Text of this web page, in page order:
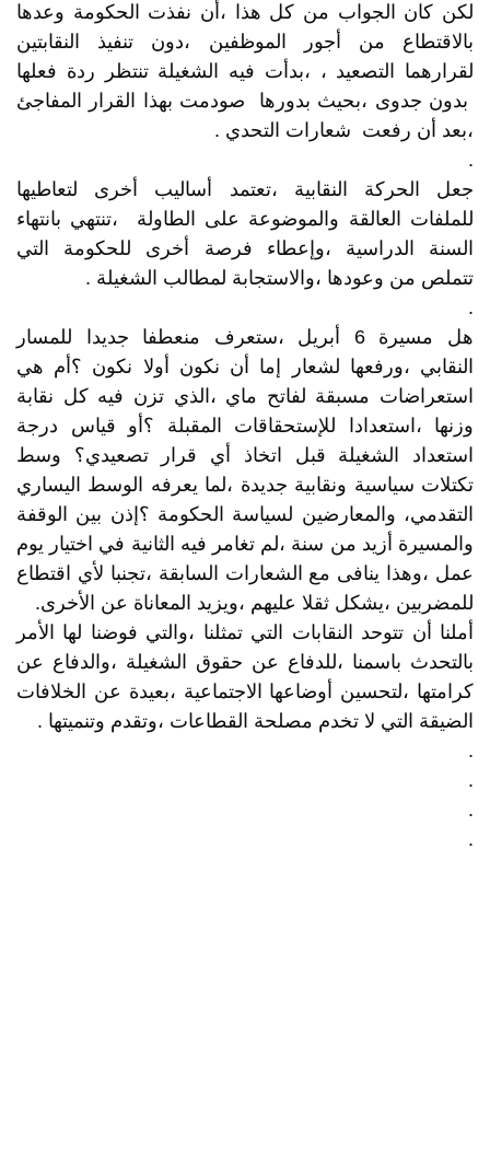
لكن كان الجواب من كل هذا ،أن نفذت الحكومة وعدها
بالاقتطاع من أجور الموظفين ،دون تنفيذ النقابتين
لقرارهما التصعيد ، ،بدأت فيه الشغيلة تنتظر ردة فعلها
بدون جدوى ،بحيث بدورها صودمت بهذا القرار المفاجئ
،بعد أن رفعت شعارات التحدي .
.
جعل الحركة النقابية ،تعتمد أساليب أخرى لتعاطيها
للملفات العالقة والموضوعة على الطاولة ،تنتهي بانتهاء
السنة الدراسية ،وإعطاء فرصة أخرى للحكومة التي
تتملص من وعودها ،والاستجابة لمطالب الشغيلة .
.
هل مسيرة 6 أبريل ،ستعرف منعطفا جديدا للمسار
النقابي ،ورفعها لشعار إما أن نكون أولا نكون ؟أم هي
استعراضات مسبقة لفاتح ماي ،الذي تزن فيه كل نقابة
وزنها ،استعدادا للإستحقاقات المقبلة ؟أو قياس درجة
استعداد الشغيلة قبل اتخاذ أي قرار تصعيدي؟ وسط
تكتلات سياسية ونقابية جديدة ،لما يعرفه الوسط اليساري
التقدمي، والمعارضين لسياسة الحكومة ؟إذن بين الوقفة
والمسيرة أزيد من سنة ،لم تغامر فيه الثانية في اختيار يوم
عمل ،وهذا ينافى مع الشعارات السابقة ،تجنبا لأي اقتطاع
للمضربين ،يشكل ثقلا عليهم ،ويزيد المعاناة عن الأخرى.
أملنا أن تتوحد النقابات التي تمثلنا ،والتي فوضنا لها الأمر
بالتحدث باسمنا ،للدفاع عن حقوق الشغيلة ،والدفاع عن
كرامتها ،لتحسين أوضاعها الاجتماعية ،بعيدة عن الخلافات
الضيقة التي لا تخدم مصلحة القطاعات ،وتقدم وتنميتها .
.
.
.
.